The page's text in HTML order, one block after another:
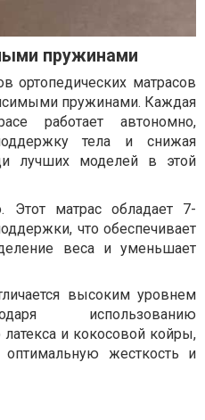
пружинами
ортопедических матрасов
пружинами. Каждая
работает автономно,
тела и снижая
лучших моделей в этой
Этот матрас обладает 7-
что обеспечивает
веса и уменьшает
высоким уровнем
использованию
и кокосовой койры,
оптимальную жесткость и